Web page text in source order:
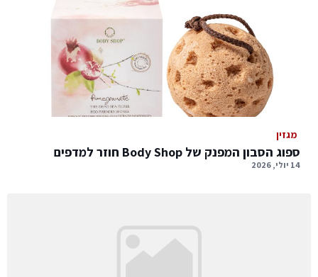
מגזין
ספוג הסבון המפנק של Body Shop חוזר למדפים
14 יולי, 2026